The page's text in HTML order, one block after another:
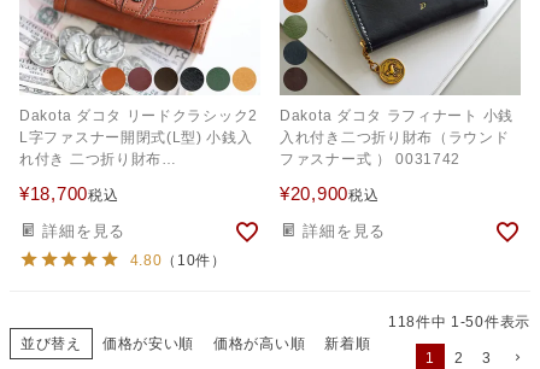
Dakota ダコタ リードクラシック2
L字ファスナー開閉式(L型) 小銭入
れ付き 二つ折り財布
¥18,700税込
詳細を見る
4.80 （10件）
Dakota ダコタ ラフィナート 小銭
入れ付き二つ折り財布（ラウンド
ファスナー式 ） 0031742
¥20,900税込
詳細を見る
並び替え 価格が安い順 価格が高い順 新着順
118件中 1-50件表示
1 2 3